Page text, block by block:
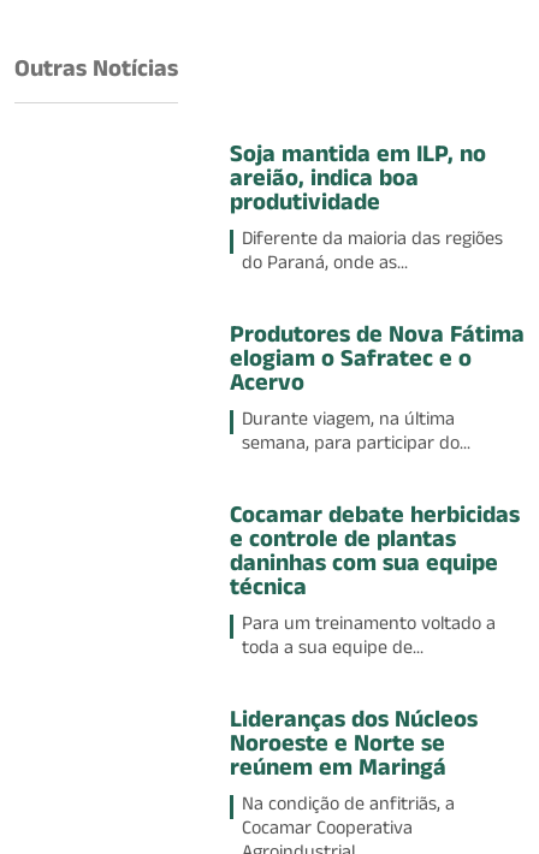
Outras Notícias
Soja mantida em ILP, no
areião, indica boa
produtividade
Diferente da maioria das regiões
do Paraná, onde as...
Produtores de Nova Fátima
elogiam o Safratec e o
Acervo
Durante viagem, na última
semana, para participar do...
Cocamar debate herbicidas
e controle de plantas
daninhas com sua equipe
técnica
Para um treinamento voltado a
toda a sua equipe de...
Lideranças dos Núcleos
Noroeste e Norte se
reúnem em Maringá
Na condição de anfitriãs, a
Cocamar Cooperativa